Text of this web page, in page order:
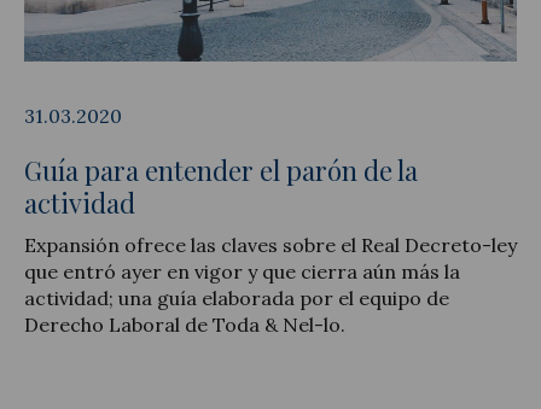
Notícies i articles
31.03.2020
Guía para entender el parón de la
actividad
Expansión ofrece las claves sobre el Real Decreto-ley
que entró ayer en vigor y que cierra aún más la
actividad; una guía elaborada por el equipo de
Derecho Laboral de Toda & Nel-lo.